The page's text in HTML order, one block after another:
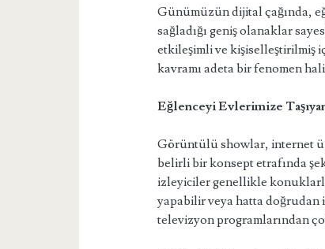
Günümüzün dijital çağında,
sağladığı geniş olanaklar
etkileşimli ve kişiselleştirilmiş
kavramı adeta bir fenomen
Eğlenceyi Evlerimize
Görüntülü showlar, internet
belirli bir konsept etrafında
izleyiciler genellikle
yapabilir veya hatta doğrudan
televizyon programlarından